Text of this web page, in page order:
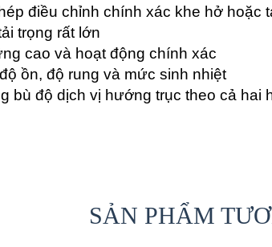
điều chỉnh chính xác khe hở hoặc
trọng rất lớn
cao và hoạt động chính xác
ồn, độ rung và mức sinh nhiệt
bù độ dịch vị hướng trục theo cả hai
SẢN PHẨM